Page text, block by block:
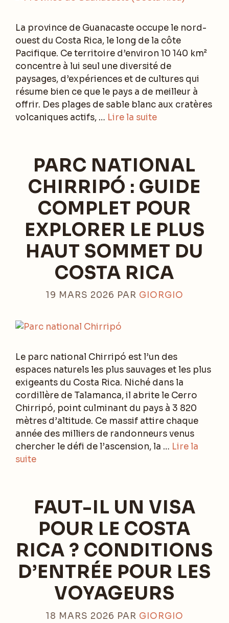
La province de Guanacaste occupe le nord-
ouest du Costa Rica, le long de la côte
Pacifique. Ce territoire d’environ 10 140 km²
concentre à lui seul une diversité de
paysages, d’expériences et de cultures qui
résume bien ce que le pays a de meilleur à
offrir. Des plages de sable blanc aux cratères
volcaniques actifs, … Lire la suite
PARC NATIONAL
CHIRRIPÓ : GUIDE
COMPLET POUR
EXPLORER LE PLUS
HAUT SOMMET DU
COSTA RICA
19 MARS 2026 PAR GIORGIO
Le parc national Chirripó est l’un des
espaces naturels les plus sauvages et les plus
exigeants du Costa Rica. Niché dans la
cordillère de Talamanca, il abrite le Cerro
Chirripó, point culminant du pays à 3 820
mètres d’altitude. Ce massif attire chaque
année des milliers de randonneurs venus
chercher le défi de l’ascension, la … Lire la
suite
FAUT-IL UN VISA
POUR LE COSTA
RICA ? CONDITIONS
D’ENTRÉE POUR LES
VOYAGEURS
18 MARS 2026 PAR GIORGIO